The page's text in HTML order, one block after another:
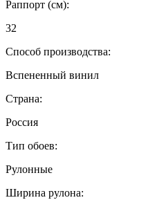
Раппорт (см):
32
Способ производства:
Вспененный винил
Страна:
Россия
Тип обоев:
Рулонные
Ширина рулона: